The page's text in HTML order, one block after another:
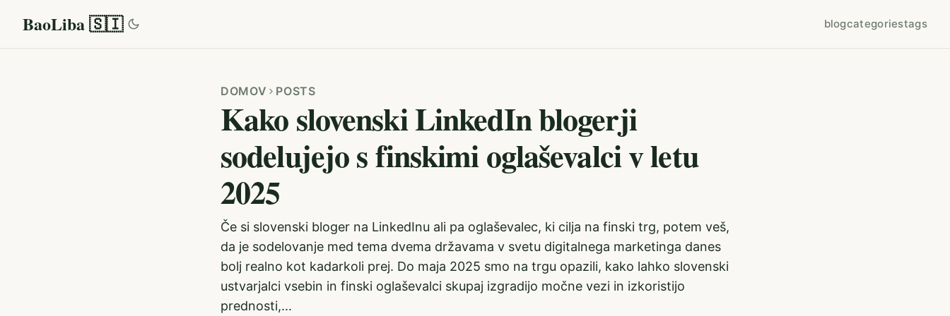
BaoLiba 🇸🇮 blogcategoriestags
DOMOV POSTS
Kako slovenski LinkedIn blogerji
sodelujejo s finskimi oglaševalci v letu
2025
Če si slovenski bloger na LinkedInu ali pa oglaševalec, ki cilja na finski trg, potem veš,
da je sodelovanje med tema dvema državama v svetu digitalnega marketinga danes
bolj realno kot kadarkoli prej. Do maja 2025 smo na trgu opazili, kako lahko slovenski
ustvarjalci vsebin in finski oglaševalci skupaj izgradijo močne vezi in izkoristijo
prednosti,...